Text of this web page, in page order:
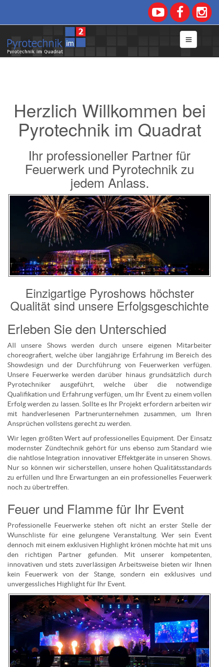
Herzlich Willkommen bei
Pyrotechnik im Quadrat
Ihr professioneller Partner für
Feuerwerk und Pyrotechnik zu
jedem Anlass.
Einzigartige Pyroshows höchster
Qualität sind unsere Erfolgsgeschichte
Erleben Sie den Unterschied
All unsere Shows werden durch unsere eigenen Mitarbeiter
choreografiert, welche über langjährige Erfahrung im Bereich des
Showdesign und der Durchführung von Feuerwerken verfügen.
Unsere Feuerwerke werden darüber hinaus grundsätzlich durch
Pyrotechniker ausgeführt, welche über die notwendige
Qualifikation und Erfahrung verfügen, um Ihr Event zu einem vollen
Erfolg werden zu lassen. Sollte es Ihr Projekt erfordern arbeiten wir
mit handverlesenen Partnerunternehmen zusammen, um Ihren
Ansprüchen vollstens gerecht zu werden.
Wir legen größten Wert auf professionelles Equipment. Der Einsatz
modernster Zündtechnik gehört für uns ebenso zum Standard wie
die nahtlose Integration innovativer Effektgeräte in unseren Shows.
Nur so können wir sicherstellen, unsere hohen Qualitätsstandards
zu erfüllen und Ihre Erwartungen an ein professionelles Feuerwerk
noch zu übertreffen.
Feuer und Flamme für Ihr Event
Professionelle Feuerwerke stehen oft nicht an erster Stelle der
Wunschliste für eine gelungene Veranstaltung. Wer sein Event
dennoch mit einem exklusiven Highlight krönen möchte hat mit uns
den richtigen Partner gefunden. Mit unserer kompetenten,
innovativen und stets zuverlässigen Arbeitsweise bieten wir Ihnen
kein Feuerwerk von der Stange, sondern ein exklusives und
unvergessliches Highlight für Ihr Event.